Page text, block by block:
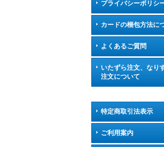
プライバシーポリシ
カードの梱包方法に
よくあるご質問
いたずら注文、なり
注文について
特定商取引法表示
ご利用案内